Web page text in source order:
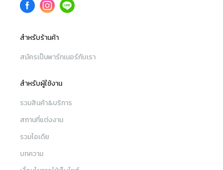
สำหรับร้านค้า
สมัครเป็นพาร์ทเนอร์กับเรา
สำหรับผู้ใช้งาน
รวมสินค้า&บริการ
สถานที่แต่งงาน
รวมไอเดีย
บทความ